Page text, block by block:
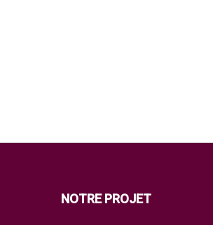
NOTRE PROJET